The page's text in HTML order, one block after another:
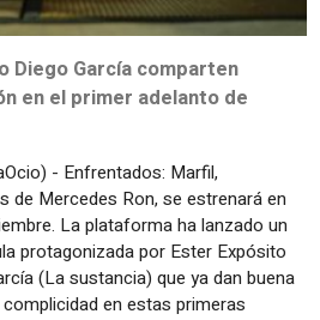
Diego García comparten
en el primer adelanto de
- Enfrentados: Marfil,
de Mercedes Ron, se estrenará en
La plataforma ha lanzado un
protagonizada por Ester Expósito
(La sustancia) que ya dan buena
en estas primeras